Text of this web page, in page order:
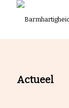
Actueel